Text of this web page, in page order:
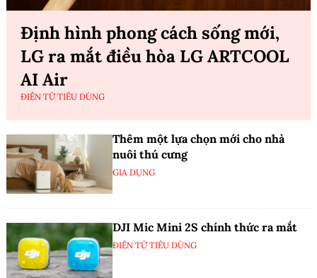
Định hình phong cách sống mới,
LG ra mắt điều hòa LG ARTCOOL
AI Air
ĐIỆN TỬ TIÊU DÙNG
Thêm một lựa chọn mới cho nhà
nuôi thú cưng
GIA DỤNG
DJI Mic Mini 2S chính thức ra mắt
ĐIỆN TỬ TIÊU DÙNG